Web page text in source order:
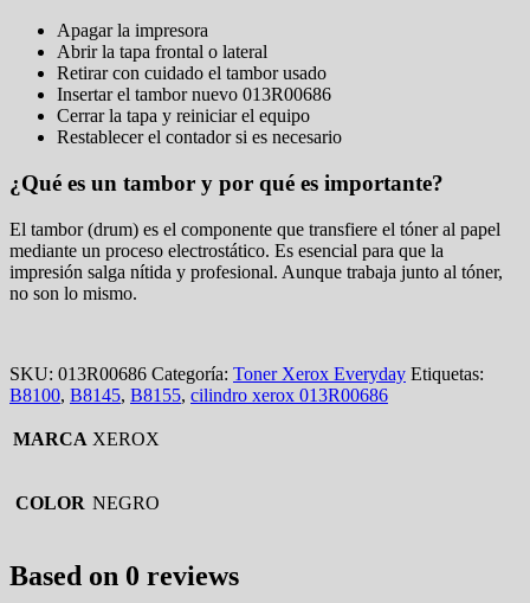
Apagar la impresora
Abrir la tapa frontal o lateral
Retirar con cuidado el tambor usado
Insertar el tambor nuevo 013R00686
Cerrar la tapa y reiniciar el equipo
Restablecer el contador si es necesario
¿Qué es un tambor y por qué es importante?
El tambor (drum) es el componente que transfiere el tóner al papel
mediante un proceso electrostático. Es esencial para que la
impresión salga nítida y profesional. Aunque trabaja junto al tóner,
no son lo mismo.
SKU: 013R00686 Categoría: Toner Xerox Everyday Etiquetas:
B8100, B8145, B8155, cilindro xerox 013R00686
MARCA XEROX
COLOR NEGRO
Based on 0 reviews